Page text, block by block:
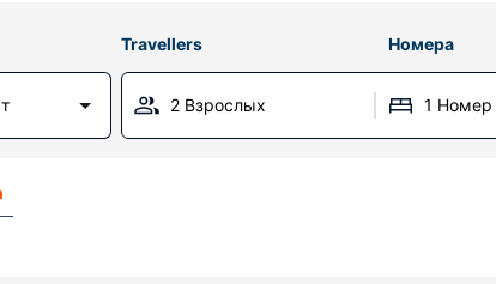
Travellers Номера
2 Взрослых 1 Номер